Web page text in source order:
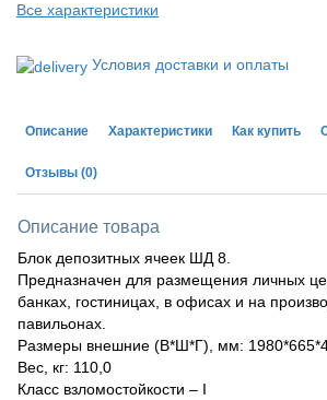
Все характеристики
Условия доставки и оплаты
Описание Характеристики Как купить
Отзывы (0)
Описание товара
Блок депозитных ячеек ШД 8.
Предназначен для размещения личных
банках, гостиницах, в офисах и на
павильонах.
Размеры внешние (В*Ш*Г), мм:
Вес, кг: 110,0
Класс взломостойкости – I